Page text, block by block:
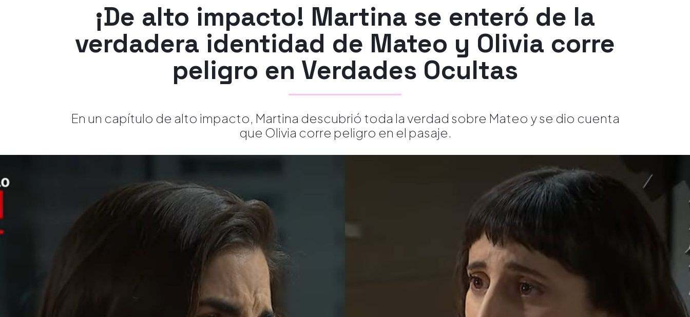
¡De alto impacto! Martina se enteró de la
verdadera identidad de Mateo y Olivia corre
peligro en Verdades Ocultas
En un capítulo de alto impacto, Martina descubrió toda la verdad sobre Mateo y se dio cuenta
que Olivia corre peligro en el pasaje.